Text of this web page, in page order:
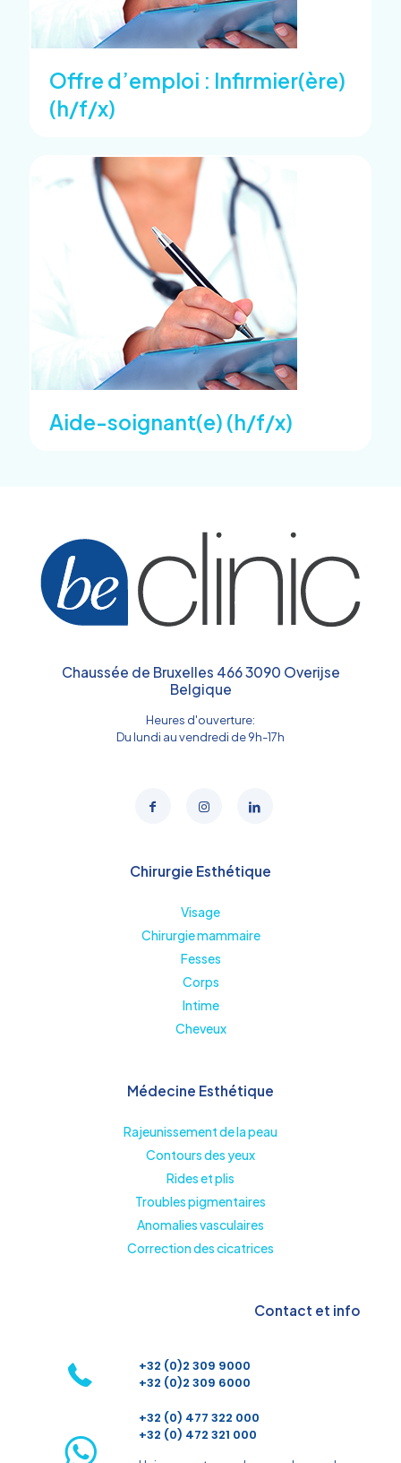
Offre d’emploi : Infirmier(ère)
(h/f/x)
Aide-soignant(e) (h/f/x)
Chaussée de Bruxelles 466 3090 Overijse
Belgique
Heures d'ouverture:
Du lundi au vendredi de 9h-17h
Chirurgie Esthétique
Visage
Chirurgie mammaire
Fesses
Corps
Intime
Cheveux
Médecine Esthétique
Rajeunissement de la peau
Contours des yeux
Rides et plis
Troubles pigmentaires
Anomalies vasculaires
Correction des cicatrices
Contact et info
+32 (0)2 309 9000
+32 (0)2 309 6000
+32 (0) 477 322 000
+32 (0) 472 321 000